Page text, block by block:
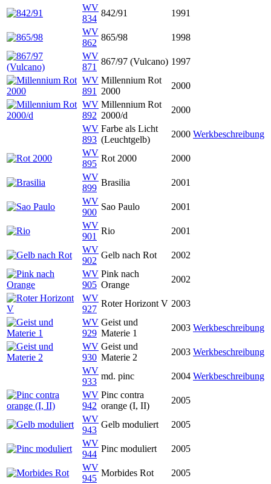
WV
834
842/91
1991
WV
862
865/98
1998
WV
871
867/97 (Vulcano) 1997
WV
891
Millennium Rot
2000
2000
WV
892
Millennium Rot
2000/d
2000
WV
893
Farbe als Licht
(Leuchtgelb)
2000 Werkbeschreibung
WV
895
Rot 2000
2000
WV
899
Brasilia
2001
WV
900
Sao Paulo
2001
WV
901
Rio
2001
WV
902
Gelb nach Rot
2002
WV
905
Pink nach
Orange
2002
WV
927
Roter Horizont V 2003
WV
929
Geist und
Materie 1
2003 Werkbeschreibung
WV
930
Geist und
Materie 2
2003 Werkbeschreibung
WV
933
md. pinc 2004 Werkbeschreibung
WV
942
Pinc contra
orange (I, II)
2005
WV
943
Gelb moduliert
2005
WV
944
Pinc moduliert
2005
WV
945
Morbides Rot
2005